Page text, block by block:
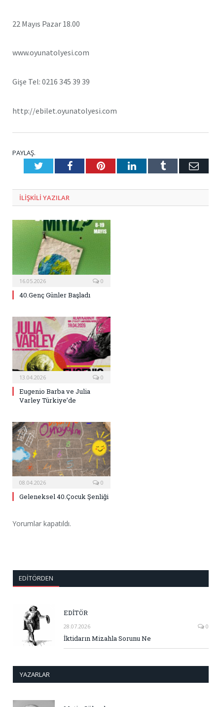
22 Mayıs Pazar 18.00
www.oyunatolyesi.com
Gişe Tel: 0216 345 39 39
http://ebilet.oyunatolyesi.com
PAYLAŞ.
TwitterFacebookPinterestLinkedInTumblr E-
ILIŞKILI YAZILAR
16.05.2026 0
40.Genç Günler Başladı
13.04.2026 0
Eugenio Barba ve Julia
Varley Türkiye’de
08.04.2026 0
Geleneksel 40.Çocuk Şenliği
Yorumlar kapatıldı.
EDITÖRDEN
EDİTÖR
28.07.2026 0
İktidarın Mizahla Sorunu Ne
YAZARLAR